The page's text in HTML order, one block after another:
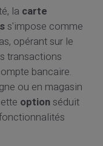
la carte
s'impose comme
opérant sur le
transactions
bancaire.
ou en magasin
optionséduit